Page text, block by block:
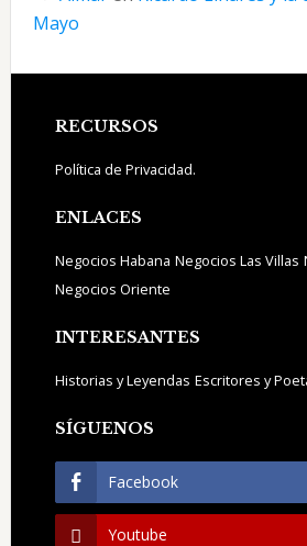
Mayo
Footer
RECURSOS
Política de Privacidad.
ENLACES
Negocios Habana Negocios Las Villas
Negocios Oriente
INTERESANTES
Historias y Leyendas Escritores y
SÍGUENOS
Facebook
Youtube